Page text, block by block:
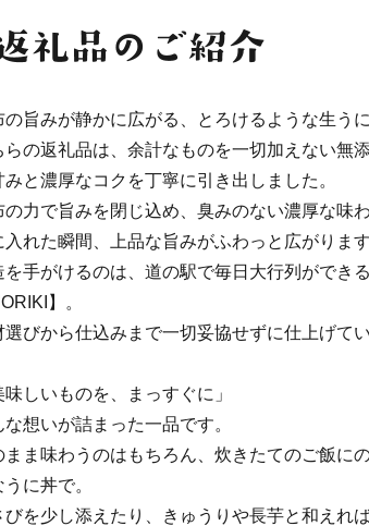
の旨みが静かに広がる、とろけるような生うに
らの返礼品は、余計なものを一切加えない無
みと濃厚なコクを丁寧に引き出しました。
の力で旨みを閉じ込め、臭みのない濃厚な味わ
入れた瞬間、上品な旨みがふわっと広がります
を手がけるのは、道の駅で毎日大行列ができ
】。
選びから仕込みまで一切妥協せずに仕上げてい
味しいものを、まっすぐに」
な想いが詰まった一品です。
まま味わうのはもちろん、炊きたてのご飯に
うに丼で。
びを少し添えたり、きゅうりや⾧芋と和えれ